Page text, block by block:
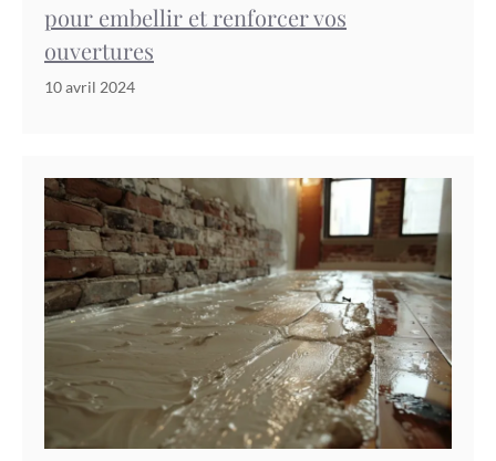
pour embellir et renforcer vos
ouvertures
10 avril 2024